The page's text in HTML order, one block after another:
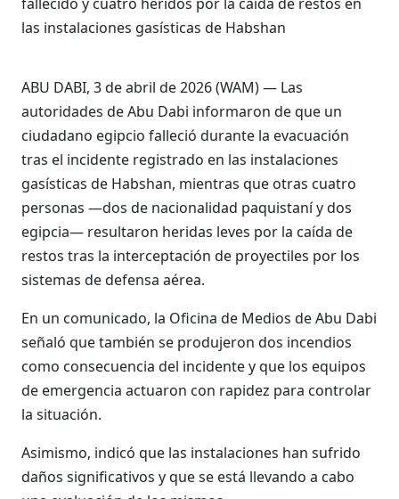
ABU DABI, 3 de abril de 2026 (WAM) — Las
autoridades de Abu Dabi informaron de que un
ciudadano egipcio falleció durante la evacuación
tras el incidente registrado en las instalaciones
gasísticas de Habshan, mientras que otras cuatro
personas —dos de nacionalidad paquistaní y dos
egipcia— resultaron heridas leves por la caída de
restos tras la interceptación de proyectiles por los
sistemas de defensa aérea.
En un comunicado, la Oficina de Medios de Abu Dabi
señaló que también se produjeron dos incendios
como consecuencia del incidente y que los equipos
de emergencia actuaron con rapidez para controlar
la situación.
Asimismo, indicó que las instalaciones han sufrido
daños significativos y que se está llevando a cabo